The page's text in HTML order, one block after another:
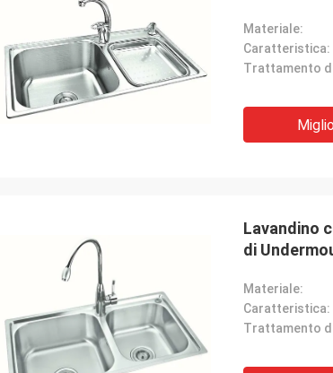
Materiale:
Caratteristica:
Lavandino
di
Materiale:
Caratteristica: